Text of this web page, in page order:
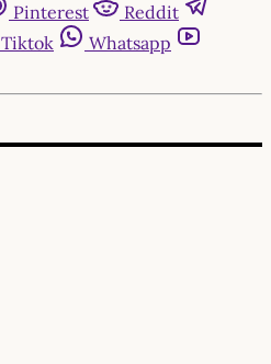
Pinterest
Reddit
Tiktok
Whatsapp